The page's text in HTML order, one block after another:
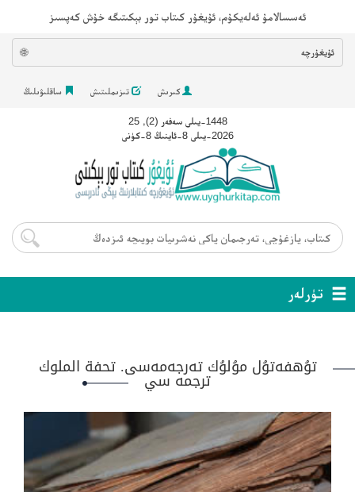
ئەسسالامۇ ئەلەيكۇم، ئۇيغۇر كىتاب تور بېكىتىگە خۇش كەپسىز
ئۇيغۇرچە 🌐
كىرىش تىزىملىتىش ساقلىۋىلىڭ
1448-يىلى سەفەر (2), 25
2026-يىلى 8-ئاينىڭ 8-كۈنى
تۈرلەر
تۇھفەتۇل مۇلۇك تەرجەمەسى. تحفة الملوك
ترجمه سي